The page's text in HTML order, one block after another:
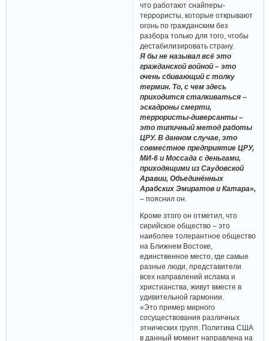
что работают снайперы-
террористы, которые открывают
огонь по гражданским без
разбора только для того, чтобы
дестабилизировать страну.
Я бы не называл всё это
гражданской войной – это
очень сбивающий с толку
термин. То, с чем здесь
приходится сталкиваться –
эскадроны смерти,
террористы-диверсанты –
это типичный метод работы
ЦРУ. В данном случае, это
совместное предприятие ЦРУ,
МИ-6 и Моссада с деньгами,
приходящими из Саудовской
Аравии, Объединённых
Арабских Эмиратов и Катара»,
– пояснил он.
Кроме этого он отметил, что
сирийское общество – это
наиболее толерантное общество
на Ближнем Востоке,
единственное место, где самые
разные люди, представители
всех направлений ислама и
христианства, живут вместе в
удивительной гармонии.
«Это пример мирного
сосуществования различных
этнических групп. Политика США
в данный момент направлена на